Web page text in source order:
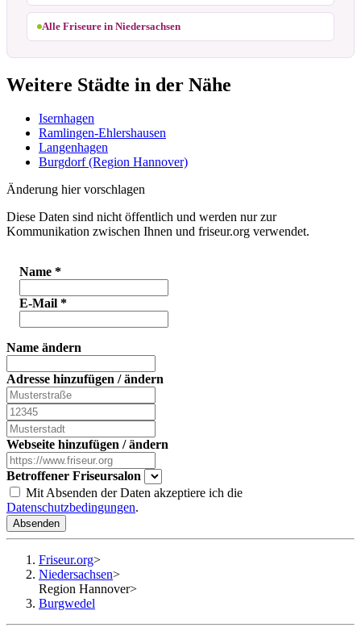
Alle Friseure in Niedersachsen
Weitere Städte in der Nähe
Isernhagen
Ramlingen-Ehlershausen
Langenhagen
Burgdorf (Region Hannover)
Änderung hier vorschlagen
Diese Daten sind nicht öffentlich und werden nur zur
Kommunikation zwischen Ihnen und friseur.org verwendet.
Name *
E-Mail *
Name ändern
Adresse hinzufügen / ändern
Webseite hinzufügen / ändern
Betroffener Friseursalon
Mit Absenden der Daten akzeptiere ich die
Datenschutzbedingungen.
Absenden
Friseur.org>
Niedersachsen>
Region Hannover>
Burgwedel